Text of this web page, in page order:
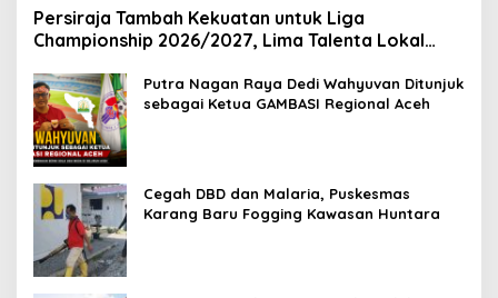
Persiraja Tambah Kekuatan untuk Liga
Championship 2026/2027, Lima Talenta Lokal
Putra Nagan Raya Dedi Wahyuvan Ditunjuk
sebagai Ketua GAMBASI Regional Aceh
Cegah DBD dan Malaria, Puskesmas
Karang Baru Fogging Kawasan Huntara